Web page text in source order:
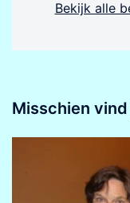
Bekijk alle
Misschien